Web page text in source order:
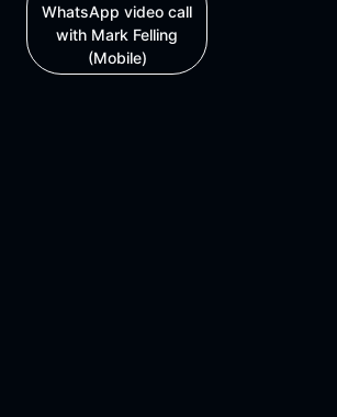
WhatsApp video call
with Mark Felling
(Mobile)